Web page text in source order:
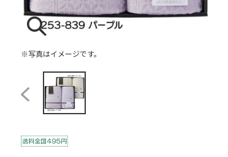
※写真はイメージです。